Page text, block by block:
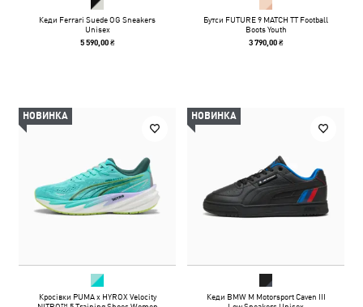
Кеди Ferrari Suede OG Sneakers
Unisex
5 590,00 ₴
Бутси FUTURE 9 MATCH TT Football
Boots Youth
3 790,00 ₴
НОВИНКА
Кросівки PUMA x HYROX Velocity
НОВИНКА
Кеди BMW M Motorsport Caven III